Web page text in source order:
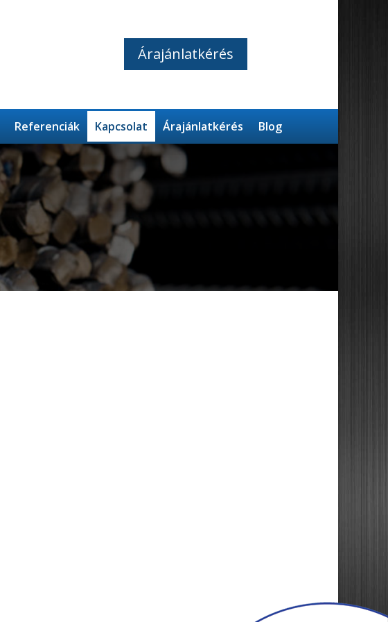
Árajánlatkérés
Referenciák Kapcsolat Árajánlatkérés Blog